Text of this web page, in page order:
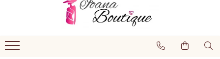
Chiloti clasici